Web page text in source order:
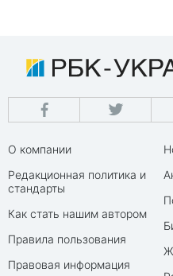
О компании
Редакционная политика и
стандарты
Как стать нашим автором
Правила пользования
Правовая информация